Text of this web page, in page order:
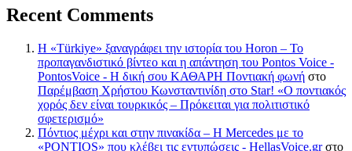
Recent Comments
Η «Türkiye» ξαναγράφει την ιστορία του Horon – Το
προπαγανδιστικό βίντεο και η απάντηση του Pontos Voice -
PontosVoice - H δική σου ΚΑΘΑΡΗ Ποντιακή φωνή στο
Παρέμβαση Χρήστου Κωνσταντινίδη στο Star! «Ο ποντιακός
χορός δεν είναι τουρκικός – Πρόκειται για πολιτιστικό
σφετερισμό»
Πόντιος μέχρι και στην πινακίδα – Η Mercedes με το
«PONTIOS» που κλέβει τις εντυπώσεις - HellasVoice.grστο